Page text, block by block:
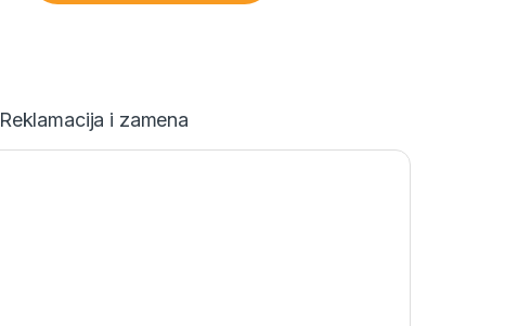
Reklamacija i zamena